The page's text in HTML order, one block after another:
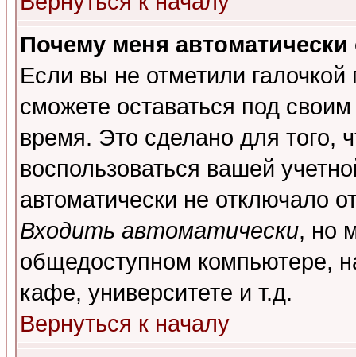
Почему меня автоматически
Если вы не отметили галочкой
сможете оставаться под
время. Это сделано для того,
воспользоваться вашей
автоматически не отключало
Входить автоматически, но
общедоступном компьютере,
кафе, университете и т.д.
Вернуться к началу